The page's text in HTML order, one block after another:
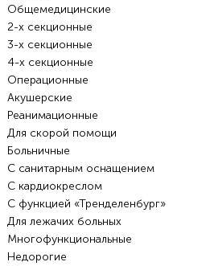
Общемедицинские
2-х секционные
3-х секционные
4-х секционные
Операционные
Акушерские
Реанимационные
Для скорой помощи
Больничные
С санитарным оснащением
С кардиокреслом
С функцией «Тренделенбург»
Для лежачих больных
Многофункциональные
Недорогие